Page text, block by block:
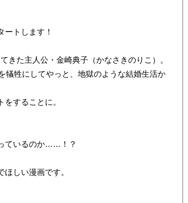
ートします！
きた主人公・金崎典子（かなさきのりこ）。
犠牲にしてやっと、地獄のような結婚生活か
することに。
ているのか……！？
しい漫画です。